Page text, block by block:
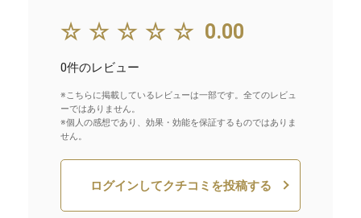
☆☆☆☆☆ 0.00
0件のレビュー
※こちらに掲載しているレビューは一部です。全てのレビュ
ーではありません。
※個人の感想であり、効果・効能を保証するものではありま
せん。
ログインしてクチコミを投稿する